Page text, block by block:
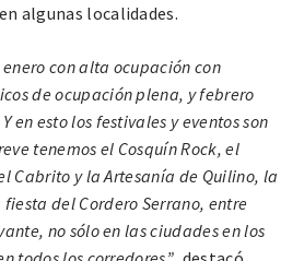
algunas localidades.
con alta ocupación con
de ocupación plena, y febrero
en esto los festivales y eventos son
tenemos el Cosquín Rock, el
Cabrito y la Artesanía de Quilino, la
del Cordero Serrano, entre
no sólo en las ciudades en los